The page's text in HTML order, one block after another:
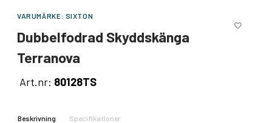
VARUMÄRKE: SIXTON
Dubbelfodrad Skyddskänga
Terranova
Art.nr: 80128TS
Beskrivning Specifikationer